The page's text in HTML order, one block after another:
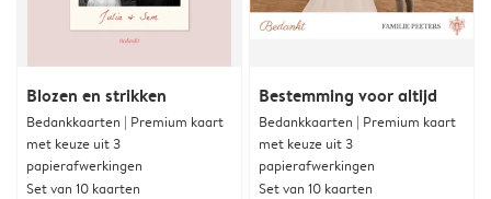
Blozen en strikken
Bedankkaarten | Premium kaart
met keuze uit 3
papierafwerkingen
Set van 10 kaarten
Bestemming voor altijd
Bedankkaarten | Premium kaart
met keuze uit 3
papierafwerkingen
Set van 10 kaarten